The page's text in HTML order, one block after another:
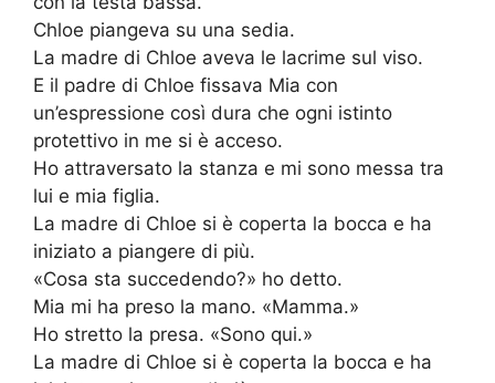
Chloe piangeva su una sedia.
La madre di Chloe aveva le lacrime sul viso.
E il padre di Chloe fissava Mia con
un’espressione così dura che ogni istinto
protettivo in me si è acceso.
Ho attraversato la stanza e mi sono messa tra
lui e mia figlia.
La madre di Chloe si è coperta la bocca e ha
iniziato a piangere di più.
«Cosa sta succedendo?» ho detto.
Mia mi ha preso la mano. «Mamma.»
Ho stretto la presa. «Sono qui.»
La madre di Chloe si è coperta la bocca e ha